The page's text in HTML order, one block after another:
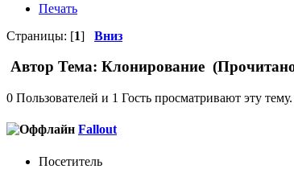
Печать
Страницы: [1] Вниз
Автор Тема: Клонирование
0 Пользователей и 1 Гость просматривают эту тему.
Fallout
Посетитель